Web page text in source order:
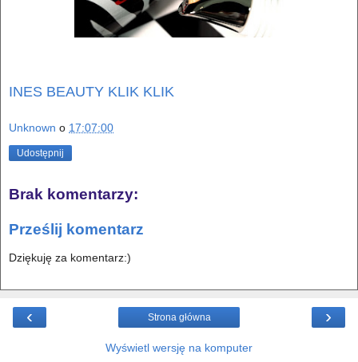
INES BEAUTY KLIK KLIK
Unknown o 17:07:00
Udostępnij
Brak komentarzy:
Prześlij komentarz
Dziękuję za komentarz:)
‹ ›
Strona główna
Wyświetl wersję na komputer